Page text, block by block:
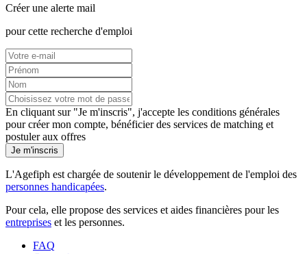
Créer une alerte mail
pour cette recherche d'emploi
En cliquant sur "Je m'inscris", j'accepte les conditions générales
pour créer mon compte, bénéficier des services de matching et
postuler aux offres
Je m'inscris
L'Agefiph est chargée de soutenir le développement de l'emploi des
personnes handicapées.
Pour cela, elle propose des services et aides financières pour les
entreprises et les personnes.
FAQ